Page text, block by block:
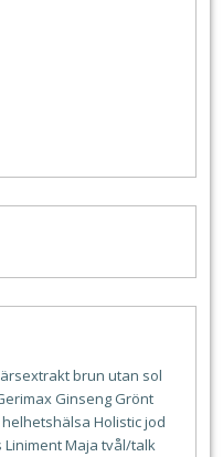
brun utan sol
Ginseng Grönt
helhetshälsa Holisticjod
LinimentMaja tvål/talk